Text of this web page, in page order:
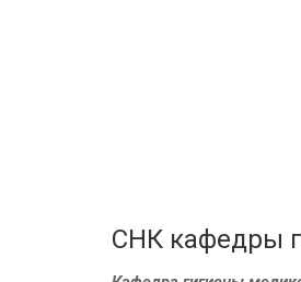
СНК кафедры